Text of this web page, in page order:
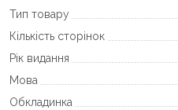
Тип товару
Кількість сторінок
Рік видання
Мова
Обкладинка